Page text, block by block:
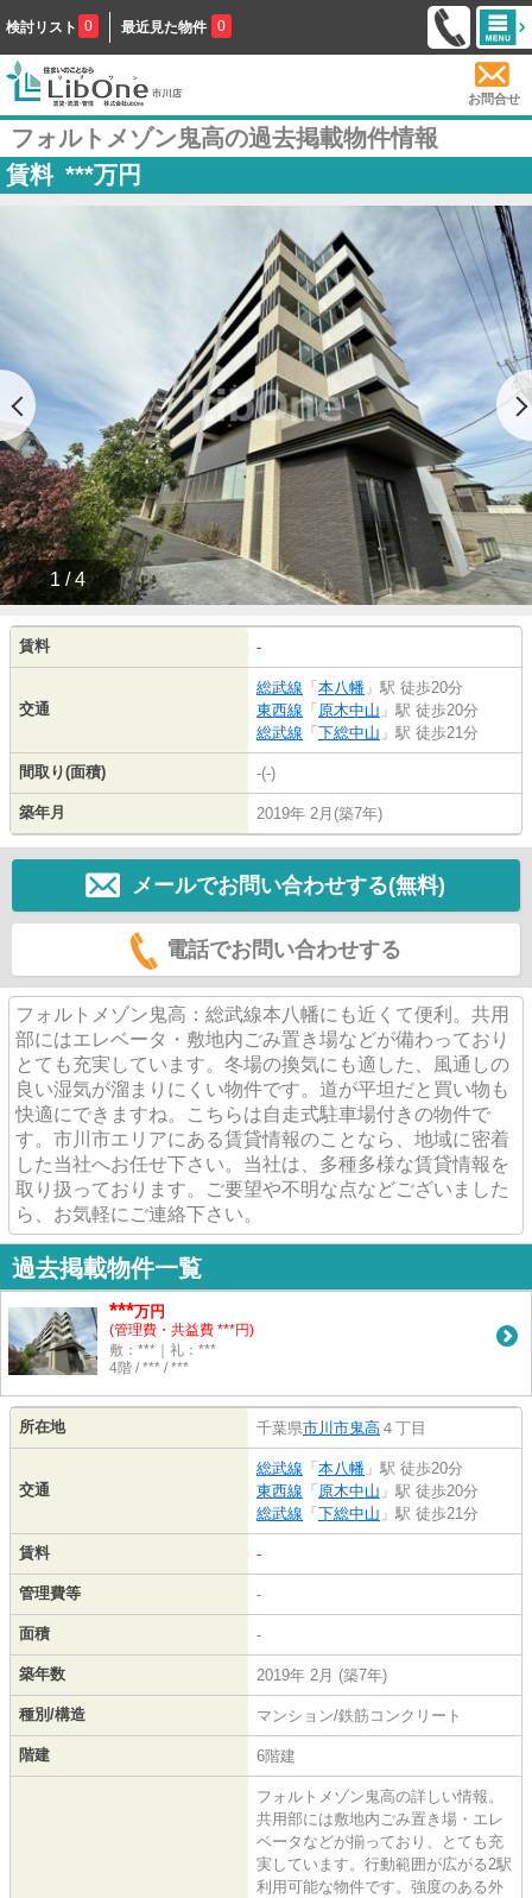
検討リスト 0 最近見た物件 0
お問合せ
フォルトメゾン鬼高の過去掲載物件情報
賃料 ***万円
1 / 4
賃料 -
交通
総武線 「 本八幡 」駅 徒歩20分
東西線 「 原木中山 」駅 徒歩20分
総武線 「 下総中山 」駅 徒歩21分
間取り(面積) -(-)
築年月 2019年 2月(築7年)
メールでお問い合わせする(無料)
電話でお問い合わせする
フォルトメゾン鬼高：総武線本八幡にも近くて便利。共用
部にはエレベータ・敷地内ごみ置き場などが備わっており
とても充実しています。冬場の換気にも適した、風通しの
良い湿気が溜まりにくい物件です。道が平坦だと買い物も
快適にできますね。こちらは自走式駐車場付きの物件で
す。市川市エリアにある賃貸情報のことなら、地域に密着
した当社へお任せ下さい。当社は、多種多様な賃貸情報を
取り扱っております。ご要望や不明な点などございました
ら、お気軽にご連絡下さい。
過去掲載物件一覧
***万円
(管理費・共益費 ***円)
敷：***｜礼：***
4階 / *** / ***
所在地 千葉県市川市鬼高 ４丁目
交通
総武線 「 本八幡 」駅 徒歩20分
東西線 「 原木中山 」駅 徒歩20分
総武線 「 下総中山 」駅 徒歩21分
賃料 -
管理費等 -
面積 -
築年数 2019年 2月 (築7年)
種別/構造 マンション/鉄筋コンクリート
階建 6階建
フォルトメゾン鬼高の詳しい情報。
共用部には敷地内ごみ置き場・エレ
ベータなどが揃っており、とても充
実しています。行動範囲が広がる2駅
利用可能な物件です。強度のある外